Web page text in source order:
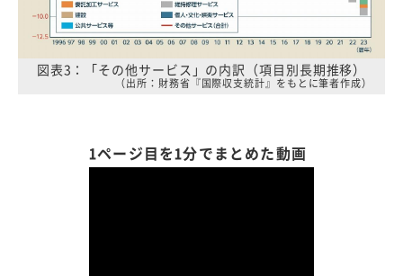
図表3：「その他サービス」の内訳（項目別長期推移）
（出所：財務省『国際収支統計』をもとに筆者作成）
1ページ目を1分でまとめた動画